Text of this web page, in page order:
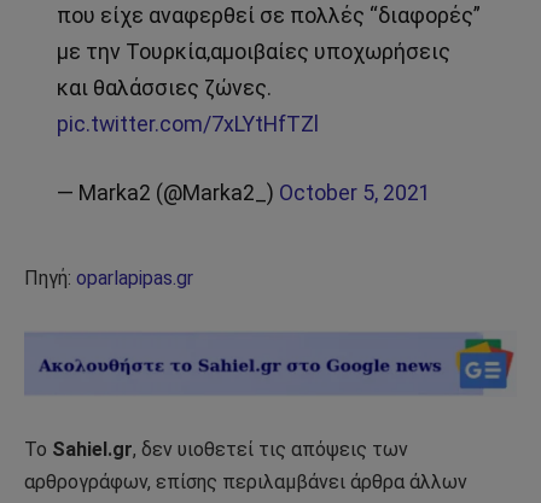
που είχε αναφερθεί σε πολλές “διαφορές”
με την Τουρκία,αμοιβαίες υποχωρήσεις
και θαλάσσιες ζώνες.
pic.twitter.com/7xLYtHfTZl
— Marka2 (@Marka2_) October 5, 2021
Πηγή: oparlapipas.gr
Το Sahiel.gr, δεν υιοθετεί τις απόψεις των
αρθρογράφων, επίσης περιλαμβάνει άρθρα άλλων